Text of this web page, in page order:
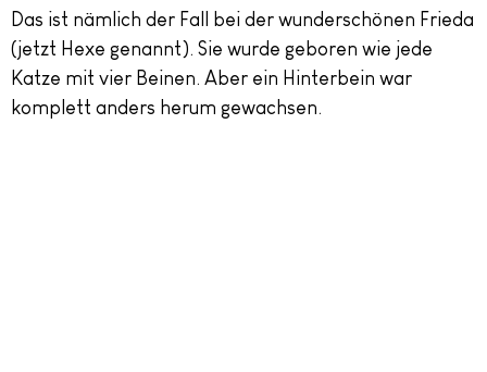
Das ist nämlich der Fall bei der wunderschönen Frieda
(jetzt Hexe genannt). Sie wurde geboren wie jede
Katze mit vier Beinen. Aber ein Hinterbein war
komplett anders herum gewachsen.